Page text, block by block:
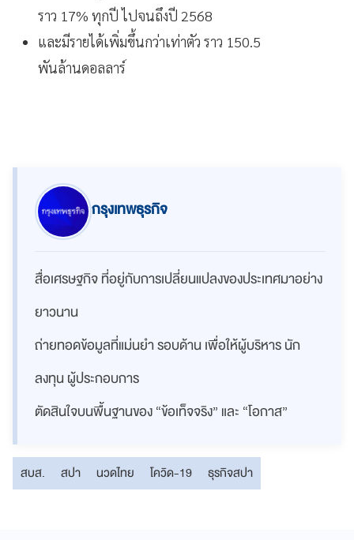
ราว 17% ทุกปี ไปจนถึงปี 2568
และมีรายได้เพิ่มขึ้นกว่าเท่าตัว ราว 150.5
พันล้านดอลลาร์
กรุงเทพธุรกิจ
สื่อเศรษฐกิจ ที่อยู่กับการเปลี่ยนแปลงของประเทศมาอย่าง
ยาวนาน
ถ่ายทอดข้อมูลที่แม่นยำ รอบด้าน เพื่อให้ผู้บริหาร นัก
ลงทุน ผู้ประกอบการ
ตัดสินใจบนพื้นฐานของ “ข้อเท็จจริง” และ “โอกาส”
สบส. สปา นวดไทย โควิด-19 ธุรกิจสปา